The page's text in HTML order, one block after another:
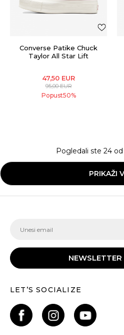
Converse Patike Chuck
Taylor All Star Lift
47,50 EUR
95,00EUR
Popust50%
Pogledali ste 24od
PRIKAŽI
NEWSLETTER
LET’S SOCIALIZE